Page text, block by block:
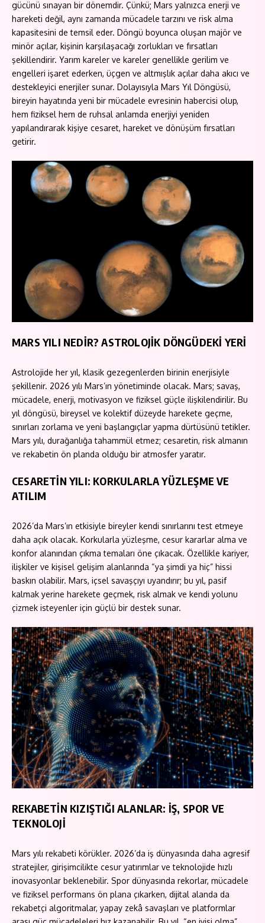
gücünü sınayan bir dönemdir. Çünkü; Mars yalnızca enerji ve
hareketi değil, aynı zamanda mücadele tarzını ve risk alma
kapasitesini de temsil eder. Döngü boyunca oluşan majör ve
minör açılar, kişinin karşılaşacağı zorlukları ve fırsatları
şekillendirir. Yarım kareler ve kareler genellikle gerilim ve
engelleri işaret ederken, üçgen ve altmışlık açılar daha akıcı ve
destekleyici enerjiler sunar. Dolayısıyla Mars Yıl Döngüsü,
bireyin hayatında yeni bir mücadele evresinin habercisi olup,
hem fiziksel hem de ruhsal anlamda enerjiyi yeniden
yapılandırarak kişiye cesaret, hareket ve dönüşüm fırsatları
getirir.
MARS YILI NEDİR? ASTROLOJİK DÖNGÜDEKİ YERİ
Astrolojide her yıl, klasik gezegenlerden birinin enerjisiyle
şekillenir. 2026 yılı Mars’ın yönetiminde olacak. Mars; savaş,
mücadele, enerji, motivasyon ve fiziksel güçle ilişkilendirilir. Bu
yıl döngüsü, bireysel ve kolektif düzeyde harekete geçme,
sınırları zorlama ve yeni başlangıçlar yapma dürtüsünü tetikler.
Mars yılı, durağanlığa tahammül etmez; cesaretin, risk almanın
ve rekabetin ön planda olduğu bir atmosfer yaratır.
CESARETİN YILI: KORKULARLA YÜZLEŞME VE
ATILIM
2026’da Mars’ın etkisiyle bireyler kendi sınırlarını test etmeye
daha açık olacak. Korkularla yüzleşme, cesur kararlar alma ve
konfor alanından çıkma temaları öne çıkacak. Özellikle kariyer,
ilişkiler ve kişisel gelişim alanlarında “ya şimdi ya hiç” hissi
baskın olabilir. Mars, içsel savaşçıyı uyandırır; bu yıl, pasif
kalmak yerine harekete geçmek, risk almak ve kendi yolunu
çizmek isteyenler için güçlü bir destek sunar.
REKABETİN KIZIŞTIĞI ALANLAR: İŞ, SPOR VE
TEKNOLOJİ
Mars yılı rekabeti körükler. 2026’da iş dünyasında daha agresif
stratejiler, girişimcilikte cesur yatırımlar ve teknolojide hızlı
inovasyonlar beklenebilir. Spor dünyasında rekorlar, mücadele
ve fiziksel performans ön plana çıkarken, dijital alanda da
rekabetçi algoritmalar, yapay zekâ savaşları ve platformlar